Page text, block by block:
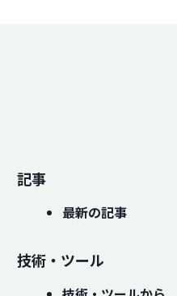
記事
最新の記事
技術・ツール